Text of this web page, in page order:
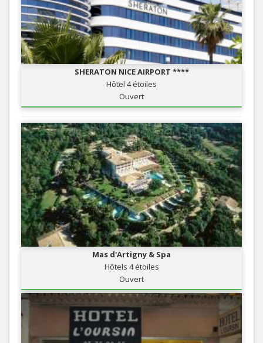
SHERATON NICE AIRPORT ****
Hôtel 4 étoiles
Ouvert
Mas d'Artigny & Spa
Hôtels 4 étoiles
Ouvert